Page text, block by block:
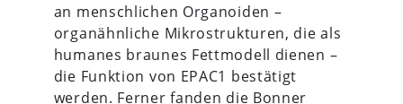
an menschlichen Organoiden –
organähnliche Mikrostrukturen, die als
humanes braunes Fettmodell dienen –
die Funktion von EPAC1 bestätigt
werden. Ferner fanden die Bonner